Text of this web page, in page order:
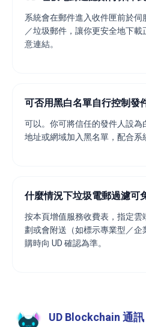
系統會在郵件進入收件匣前於
／垃圾郵件，讓你更安全地下
意連結。
可否用黑白名單自行控制發
可以。你可將信任的發件人設
地址或網域加入黑名單，配合系
什麼情況下垃圾電郵過濾可
按本頁增值服務收費表，指定
劃或會附送（如標示專業型／
購時向 UD 確認為準。
UD Blockchain 通訊